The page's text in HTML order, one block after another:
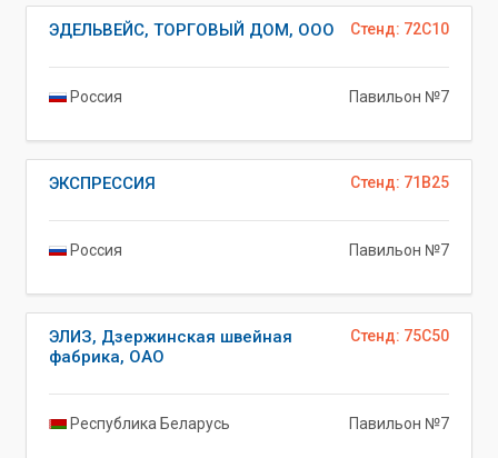
Стенд: 72C10
ЭДЕЛЬВЕЙС, ТОРГОВЫЙ ДОМ, ООО
Россия Павильон №7
Стенд: 71B25
ЭКСПРЕССИЯ
Россия Павильон №7
Стенд: 75C50
ЭЛИЗ, Дзержинская швейная
фабрика, ОАО
Республика Беларусь Павильон №7